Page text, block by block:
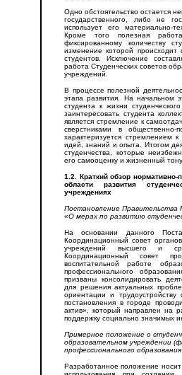
Одно обстоятельство остается
государственного, либо не
использует его материально-
Кроме того полезная
фиксированному количеству
изменение которой
студентов. Исключение
работа Студенческих советов
учреждений.
В процессе полезной
этапа развития. На начальном
студента к жизни
заинтересовать студента
является стремление к
сверстниками в общественно-
характеризуется стремлением
идей, знаний и опыта. Итогом
студенчества, которые
его самооценку и жизненный
1.2. Краткий обзор
области развития
учреждениях
Постановление
«О мерах по развитию
На основании данного
Координационный совет
учреждений высшего и
Координационный совет
воспитательной работе
профессионального
призваны консолидировать
для решения актуальных
ориентации и
постановления в городе
актив», который направлен на
поддержку социально значимых
Примерное положение о
образовательном учреждении
профессионального образования
Разработанное положение